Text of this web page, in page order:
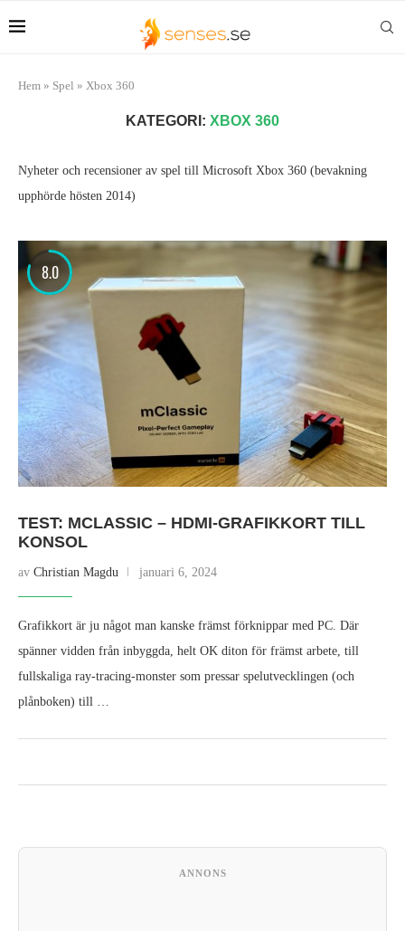
Hem » Spel » Xbox 360
KATEGORI: XBOX 360
Nyheter och recensioner av spel till Microsoft Xbox 360 (bevakning
upphörde hösten 2014)
8.0
TEST: MCLASSIC – HDMI-GRAFIKKORT TILL
KONSOL
av Christian Magdu januari 6, 2024
Grafikkort är ju något man kanske främst förknippar med PC. Där
spänner vidden från inbyggda, helt OK diton för främst arbete, till
fullskaliga ray-tracing-monster som pressar spelutvecklingen (och
plånboken) till …
ANNONS